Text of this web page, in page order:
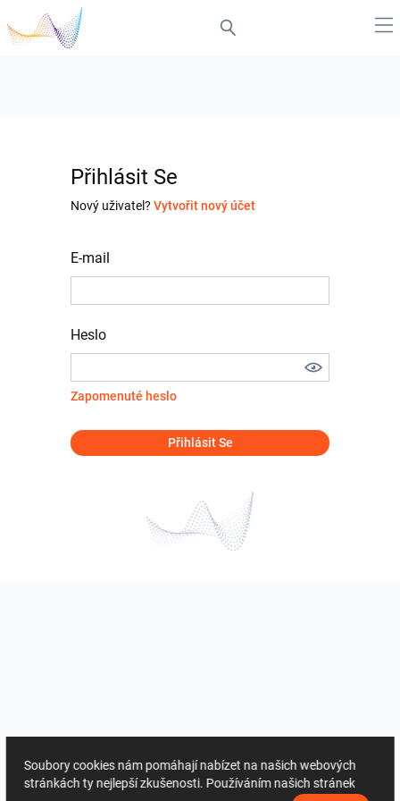
Přihlásit Se
Nový uživatel? Vytvořit nový účet
E-mail
Heslo
Zapomenuté heslo
Přihlásit Se
Soubory cookies nám pomáhají nabízet na našich webových
stránkách ty nejlepší zkušenosti. Používáním našich stránek